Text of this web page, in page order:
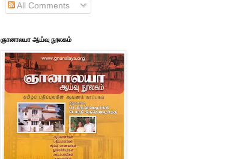
All Comments
ஞானாலயா ஆய்வு நூலகம்